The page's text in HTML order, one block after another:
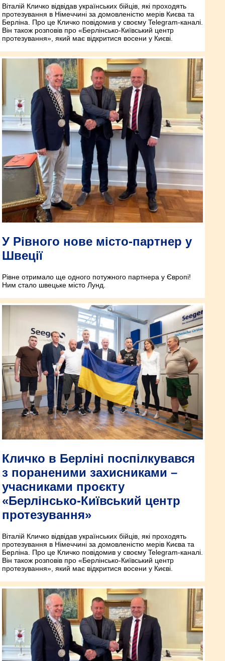
Віталій Кличко відвідав українських бійців, які проходять
протезування в Німеччині за домовленістю мерів Києва та
Берліна. Про це Кличко повідомив у своєму Telegram-каналі.
Він також розповів про «Берлінсько-Київський центр
протезування», який має відкритися восени у Києві.
У Рівного нове місто-партнер у
Швеції
Рівне отримало ще одного потужного партнера у Європі!
Ним стало швецьке місто Лунд.
Кличко в Берліні поспілкувався
з пораненими захисниками –
учасниками проєкту
«Берлінсько-Київський центр
протезування»
Віталій Кличко відвідав українських бійців, які проходять
протезування в Німеччині за домовленістю мерів Києва та
Берліна. Про це Кличко повідомив у своєму Telegram-каналі.
Він також розповів про «Берлінсько-Київський центр
протезування», який має відкритися восени у Києві.